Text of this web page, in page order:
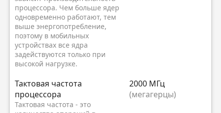
процессора. Чем больше ядер
одновременно работают, тем
выше энергопотребление,
поэтому в мобильных
устройствах все ядра
задействуются только при
высокой нагрузке.
Тактовая частота
процессора
Тактовая частота - это
2000 МГц
(мегагерцы)